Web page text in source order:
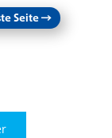
Seite→